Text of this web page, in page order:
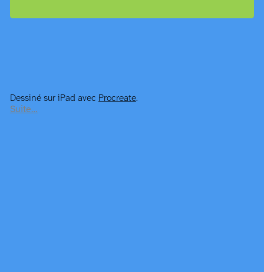
Dessiné sur iPad avec Procreate.
Suite…